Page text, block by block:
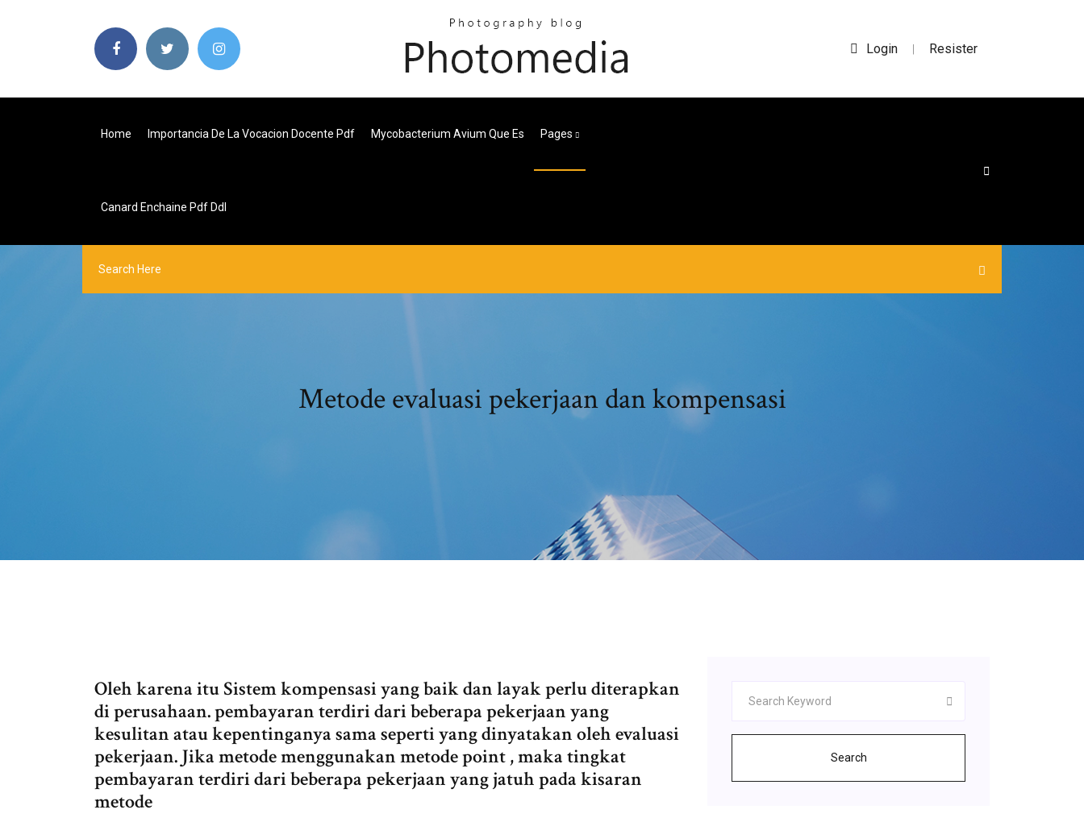
Login | Resister
Home Importancia De La Vocacion Docente Pdf Mycobacterium Avium Que Es Pages
Canard Enchaine Pdf Ddl
Metode evaluasi pekerjaan dan kompensasi
Oleh karena itu Sistem kompensasi yang baik dan layak perlu diterapkan
di perusahaan. pembayaran terdiri dari beberapa pekerjaan yang
kesulitan atau kepentinganya sama seperti yang dinyatakan oleh evaluasi
pekerjaan. Jika metode menggunakan metode point , maka tingkat
pembayaran terdiri dari beberapa pekerjaan yang jatuh pada kisaran
metode
Search